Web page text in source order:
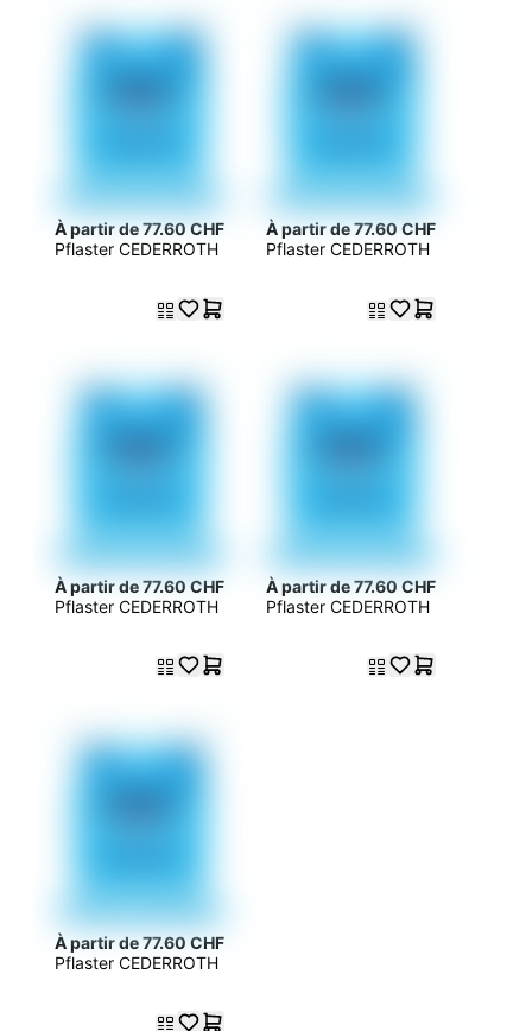
À partir de 77.60 CHF
Pflaster CEDERROTH
À partir de 77.60 CHF
Pflaster CEDERROTH
À partir de 77.60 CHF
Pflaster CEDERROTH
À partir de 77.60 CHF
Pflaster CEDERROTH
À partir de 77.60 CHF
Pflaster CEDERROTH